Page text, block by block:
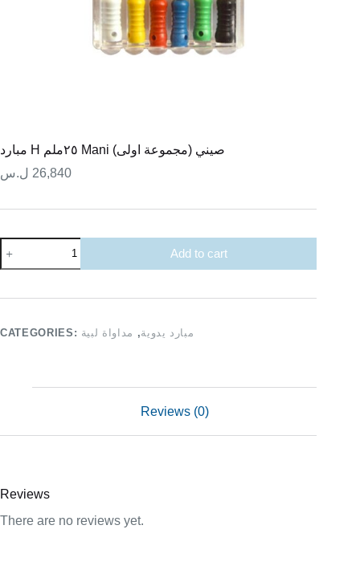
مبارد H ٢٥ملم Mani صيني (مجموعة اولى)
26,840 ل.س
مبارد
H
٢٥ملم
صيني
اولى)
Add to cart
CATEGORIES: مبارد يدوية, مداواة لبية
Reviews (0)
Reviews
There are no reviews yet.